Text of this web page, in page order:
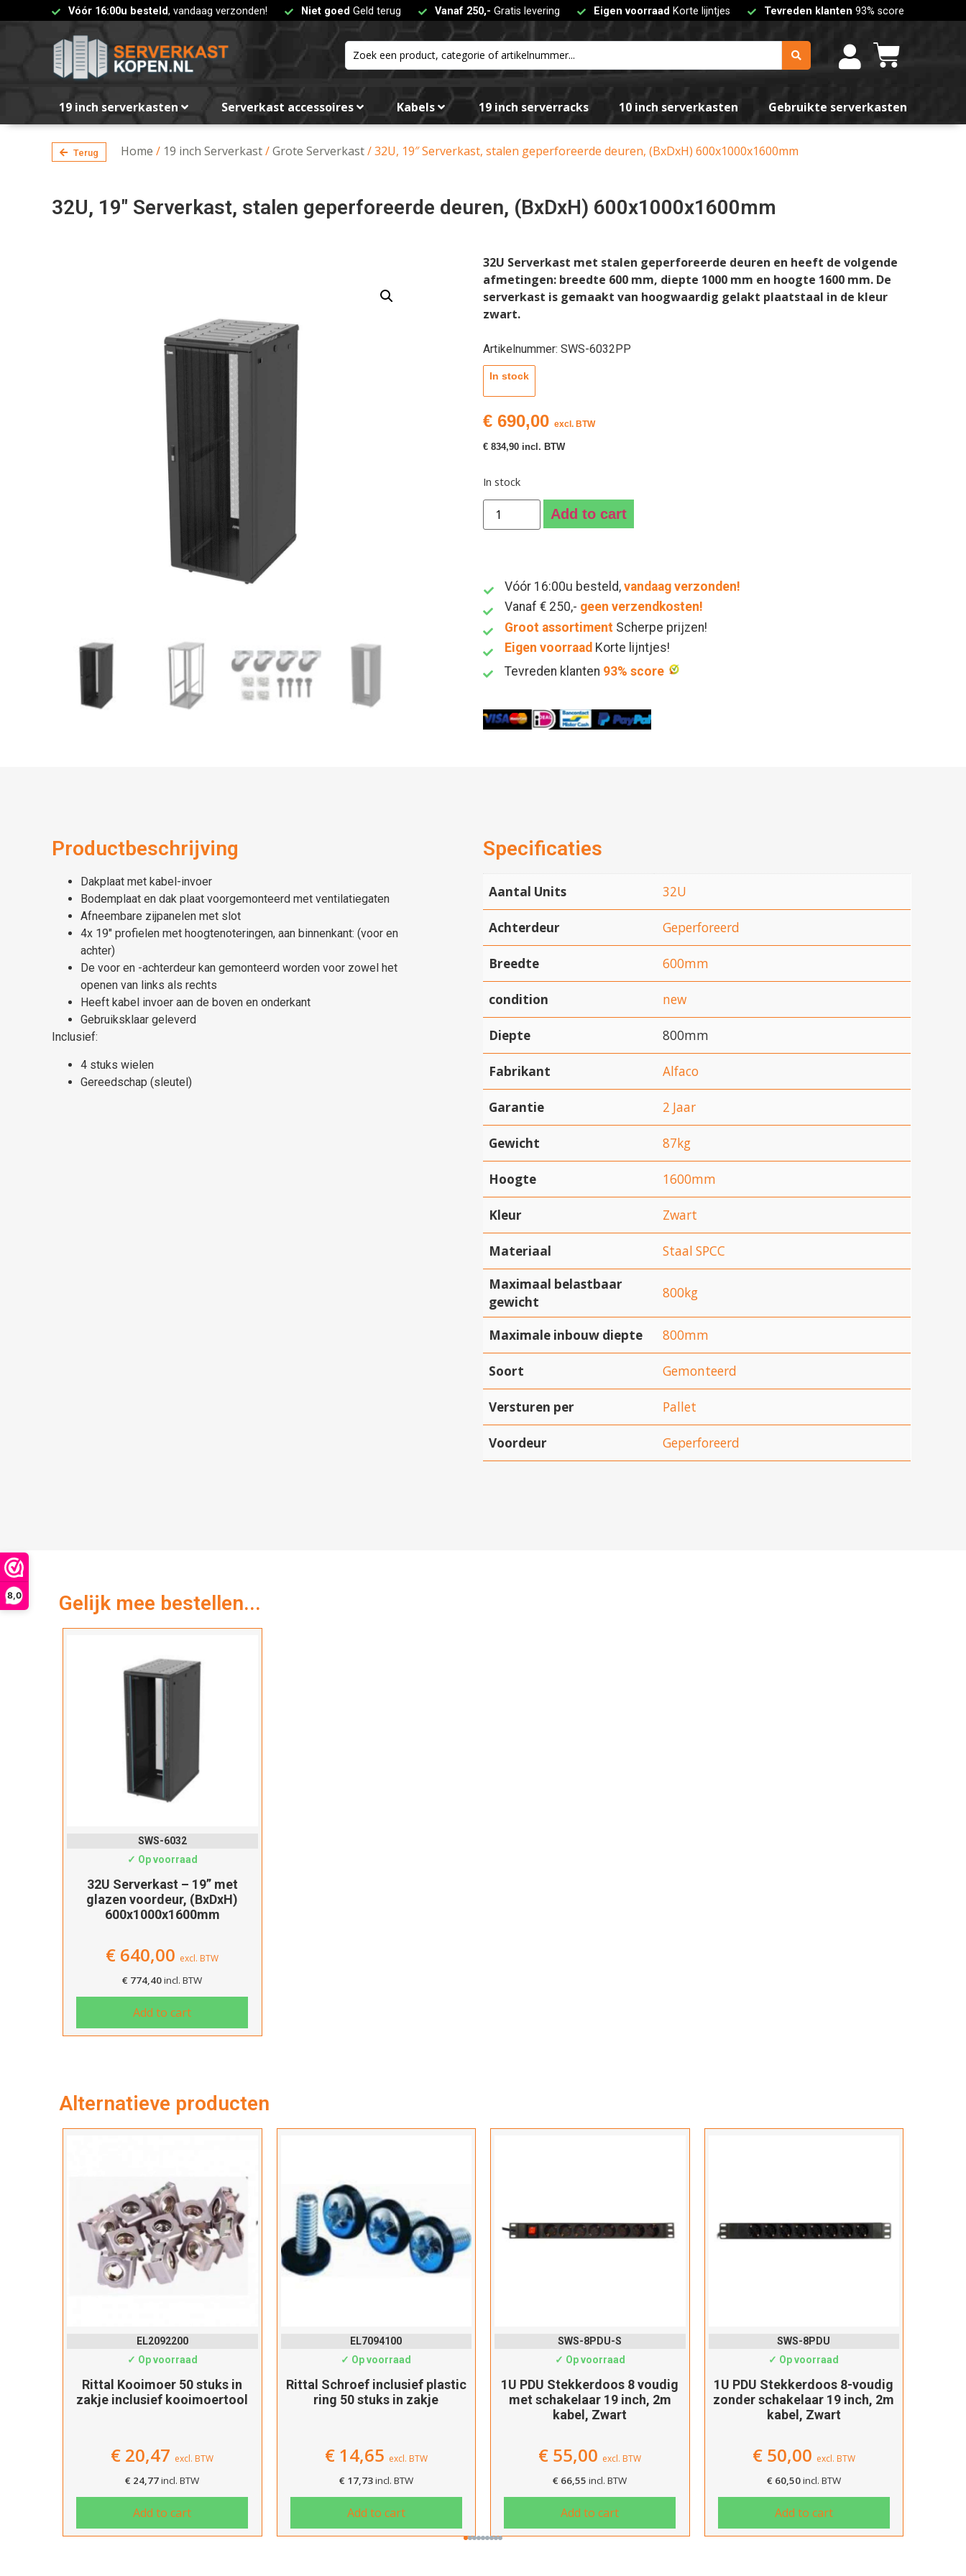
8,0
Vóór 16:00u besteld, vandaag verzonden! Niet goed Geld terug Vanaf 250,- Gratis levering Eigen voorraad Korte lijntjes Tevreden klanten 93% score
19 inch serverkasten Serverkast accessoires Kabels 19 inch serverracks 10 inch serverkasten Gebruikte serverkasten
Terug Home / 19 inch Serverkast/Grote Serverkast/ 32U, 19″ Serverkast, stalen geperforeerde deuren, (BxDxH) 600x1000x1600mm
32U, 19″ Serverkast, stalen geperforeerde deuren, (BxDxH) 600x1000x1600mm
32U Serverkast met stalen geperforeerde deuren en heeft de volgende
afmetingen: breedte 600 mm, diepte 1000 mm en hoogte 1600 mm. De
serverkast is gemaakt van hoogwaardig gelakt plaatstaal in de kleur
zwart.
Artikelnummer: SWS-6032PP
In stock
€ 690,00 excl. BTW
€ 834,90 incl. BTW
In stock
Add to cart
Vóór 16:00u besteld, vandaag verzonden!
Vanaf € 250,- geen verzendkosten!
Groot assortiment Scherpe prijzen!
Eigen voorraad Korte lijntjes!
Tevreden klanten 93% score
Productbeschrijving
Dakplaat met kabel-invoer
Bodemplaat en dak plaat voorgemonteerd met ventilatiegaten
Afneembare zijpanelen met slot
4x 19″ profielen met hoogtenoteringen, aan binnenkant: (voor en
achter)
De voor en -achterdeur kan gemonteerd worden voor zowel het
openen van links als rechts
Heeft kabel invoer aan de boven en onderkant
Gebruiksklaar geleverd
Inclusief:
4 stuks wielen
Gereedschap (sleutel)
Specificaties
Aantal Units 32U
Achterdeur Geperforeerd
Breedte 600mm
condition new
Diepte 800mm
Fabrikant Alfaco
Garantie 2 Jaar
Gewicht 87kg
Hoogte 1600mm
Kleur Zwart
Materiaal
Staal SPCC
Maximaal belastbaar
gewicht
800kg
Maximale inbouw diepte 800mm
Soort Gemonteerd
Versturen per Pallet
Voordeur Geperforeerd
Gelijk mee bestellen...
SWS-6032
✓ Op voorraad
32U Serverkast – 19” met
glazen voordeur, (BxDxH)
600x1000x1600mm
€ 640,00 excl. BTW
€ 774,40incl. BTW
Add to cart
Alternatieve producten
EL2092200
✓ Op voorraad
Rittal Kooimoer 50 stuks in
zakje inclusief kooimoertool
€ 20,47 excl. BTW
€ 24,77incl. BTW
Add to cart
EL7094100
✓ Op voorraad
Rittal Schroef inclusief plastic
ring 50 stuks in zakje
€14,65 excl. BTW
€ 17,73incl. BTW
Add to cart
SWS-8PDU-S
✓ Op voorraad
1U PDU Stekkerdoos 8 voudig
met schakelaar 19 inch, 2m
kabel, Zwart
€ 55,00 excl. BTW
€ 66,55 incl. BTW
Add to cart
SWS-8PDU
✓ Op voorraad
1U PDU Stekkerdoos 8-voudig
zonder schakelaar 19 inch, 2m
kabel, Zwart
€50,00 excl. BTW
€ 60,50incl. BTW
Add to cart